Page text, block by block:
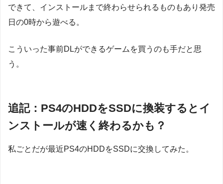
できて、インストールまで終わらせられるものもあり発売
日の0時から遊べる。
こういった事前DLができるゲームを買うのも手だと思
う。
追記：PS4のHDDをSSDに換装するとイ
ンストールが速く終わるかも？
私ごとだが最近PS4のHDDをSSDに交換してみた。